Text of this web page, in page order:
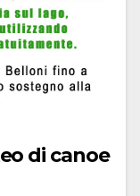
di canoe